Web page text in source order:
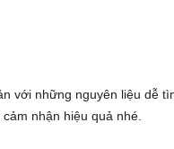
với những nguyên liệu dễ
nhận hiệu quả nhé.